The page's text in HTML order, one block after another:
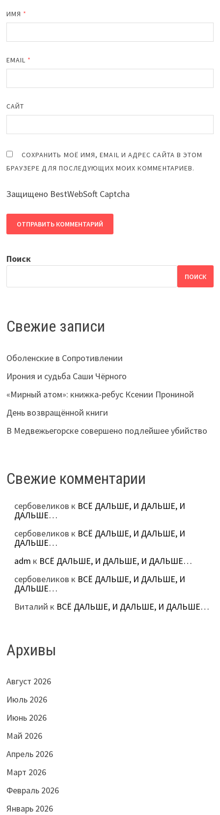
ИМЯ *
EMAIL *
САЙТ
СОХРАНИТЬ МОЁ ИМЯ, EMAIL И АДРЕС САЙТА В ЭТОМ
БРАУЗЕРЕ ДЛЯ ПОСЛЕДУЮЩИХ МОИХ КОММЕНТАРИЕВ.
Защищено BestWebSoft Captcha
Поиск
ПОИСК
Свежие записи
Оболенские в Сопротивлении
Ирония и судьба Саши Чёрного
«Мирный атом»: книжка-ребус Ксении Прониной
День возвращённой книги
В Медвежьегорске совершено подлейшее убийство
Свежие комментарии
сербовеликов к ВСЁ ДАЛЬШЕ, И ДАЛЬШЕ, И
ДАЛЬШЕ…
сербовеликов к ВСЁ ДАЛЬШЕ, И ДАЛЬШЕ, И
ДАЛЬШЕ…
adm к ВСЁ ДАЛЬШЕ, И ДАЛЬШЕ, И ДАЛЬШЕ…
сербовеликов к ВСЁ ДАЛЬШЕ, И ДАЛЬШЕ, И
ДАЛЬШЕ…
Виталий к ВСЁ ДАЛЬШЕ, И ДАЛЬШЕ, И ДАЛЬШЕ…
Архивы
Август 2026
Июль 2026
Июнь 2026
Май 2026
Апрель 2026
Март 2026
Февраль 2026
Январь 2026